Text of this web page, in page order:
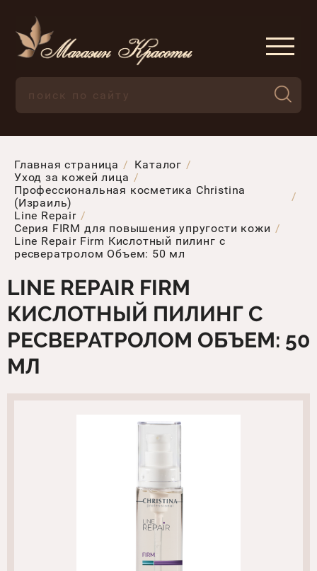
Главная страница
Каталог
Уход за кожей лица
Профессиональная косметика Christina
(Израиль)
Line Repair
Серия FIRM для повышения упругости кожи
Line Repair Firm Кислотный пилинг с
ресвератролом Объем: 50 мл
LINE REPAIR FIRM
КИСЛОТНЫЙ ПИЛИНГ С
РЕСВЕРАТРОЛОМ ОБЪЕМ: 50
МЛ